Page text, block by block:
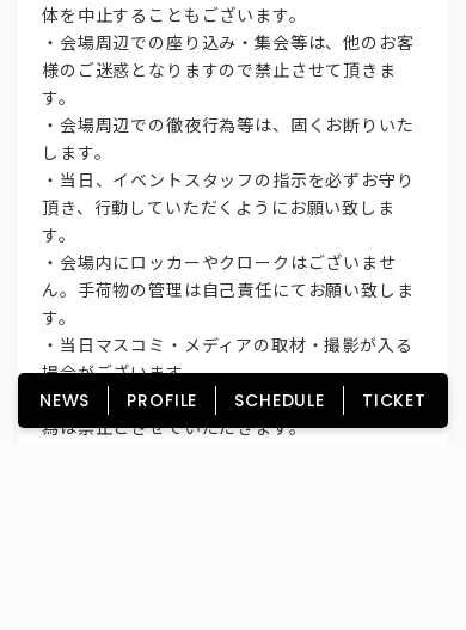
体を中止することもございます。
・会場周辺での座り込み・集会等は、他のお客
様のご迷惑となりますので禁止させて頂きま
す。
・会場周辺での徹夜行為等は、固くお断りいた
します。
・当日、イベントスタッフの指示を必ずお守り
頂き、行動していただくようにお願い致しま
す。
・会場内にロッカーやクロークはございませ
ん。手荷物の管理は自己責任にてお願い致しま
す。
・当日マスコミ・メディアの取材・撮影が入る
場合がございます。
・イベント時の録音・録画、写真撮影などの行
為は禁止とさせていただきます。
NEWS PROFILE SCHEDULE TICKET